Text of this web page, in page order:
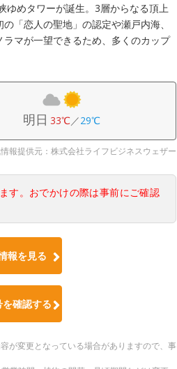
ゆめタワーが誕生。3層からなる頂上
「恋人の聖地」の認定や瀬戸内海、
マが一望できるため、多くのカップ
明日 33℃／29℃
報提供元：株式会社ライフビジネスウェザー
す。おでかけの際は事前にご確認
報を見る
確認する
が変更となっている場合がありますので、事